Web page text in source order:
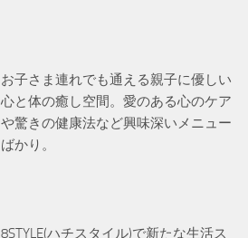
お子さま連れでも通える親子に優しい
心と体の癒し空間。愛のある心のケア
や驚きの健康法など興味深いメニュー
ばかり。
8STYLE(ハチスタイル)で新たな生活ス